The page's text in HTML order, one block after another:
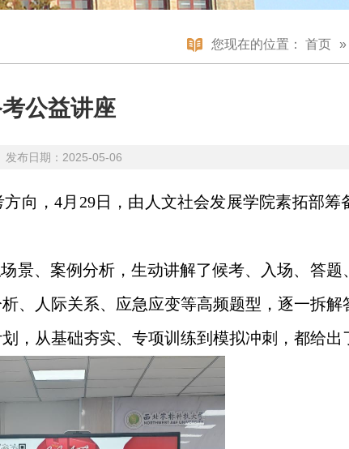
您现在的位置： 首页 »
公益讲座
发布日期：2025-05-06
向，4月29日，由人文社会发展学院素拓部筹
景、案例分析，生动讲解了候考、入场、答题
、人际关系、应急应变等高频题型，逐一拆解
，从基础夯实、专项训练到模拟冲刺，都给出